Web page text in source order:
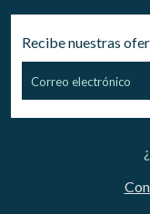
Recibe nuestras